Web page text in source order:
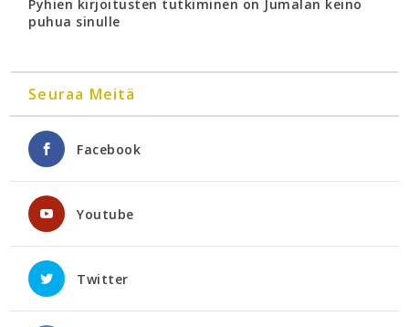
Pyhien kirjoitusten tutkiminen on Jumalan keino
puhua sinulle
Seuraa Meitä
Facebook
Youtube
Twitter